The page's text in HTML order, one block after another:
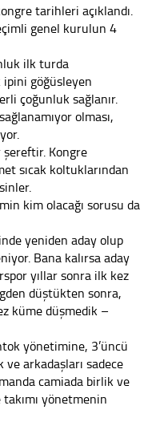
tarihleri açıklandı.
genel kurulun 4
ilk turda
ipini göğüsleyen
çoğunluk sağlanır.
olması,
Kongre
sıcak koltuklarından
kim olacağı sorusu da
yeniden aday olup
Bana kalırsa aday
yıllar sonra ilk kez
düştükten sonra,
küme düşmedik –
yönetimine, 3’üncü
arkadaşları sadece
camiada birlik ve
yönetmenin